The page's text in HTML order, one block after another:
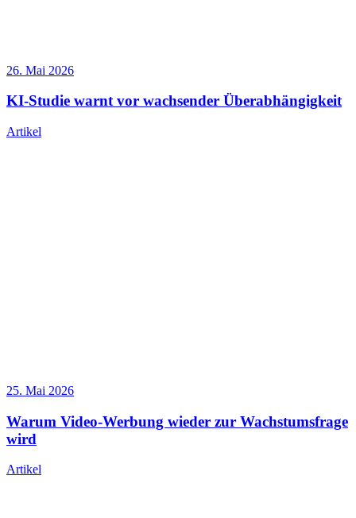
26. Mai 2026
KI-Studie warnt vor wachsender Überabhängigkeit
Artikel
25. Mai 2026
Warum Video-Werbung wieder zur Wachstumsfrage
wird
Artikel